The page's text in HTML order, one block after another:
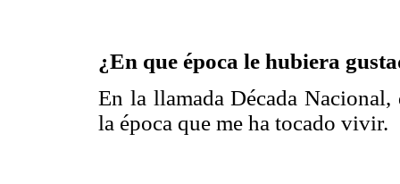
¿En que época le hubiera
En la llamada Década
la época que me ha tocado vivir.